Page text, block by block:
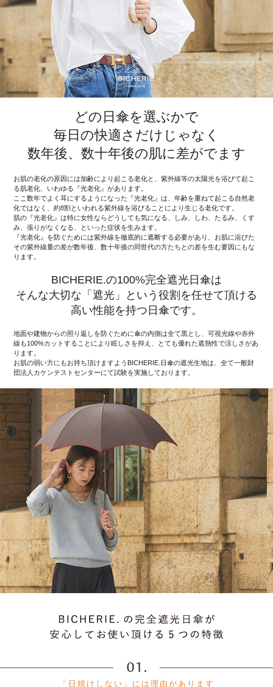
どの日傘を選ぶかで
毎日の快適さだけじゃなく
数年後、数十年後の肌に差がでます
お肌の老化の原因には加齢により起こる老化と、紫外線等の太陽光を浴びて起こ
る肌老化、いわゆる『光老化』があります。
ここ数年でよく耳にするようになった『光老化』は、年齢を重ねて起こる自然老
化ではなく、約8割といわれる紫外線を浴びることにより生じる老化です。
肌の『光老化』は特に女性ならどうしても気になる、しみ、しわ、たるみ、くす
み、張りがなくなる、といった症状を生みます。
『光老化』を防ぐためには紫外線を徹底的に遮断する必要があり、お肌に浴びた
その紫外線量の差が数年後、数十年後の同世代の方たちとの差を生む要因にもな
ります。
BICHERIE.の100%完全遮光日傘は
そんな大切な「遮光」という役割を任せて頂ける
高い性能を持つ日傘です。
地面や建物からの照り返しを防ぐために傘の内側は全て黒とし、可視光線や赤外
線も100%カットすることにより眩しさを抑え、とても優れた遮熱性で涼しさがあ
ります。
お肌の弱い方にもお持ち頂けますようBICHERIE.日傘の遮光生地は、全て一般財
団法人カケンテストセンターにて試験を実施しております。
「日焼けしない」には理由があります